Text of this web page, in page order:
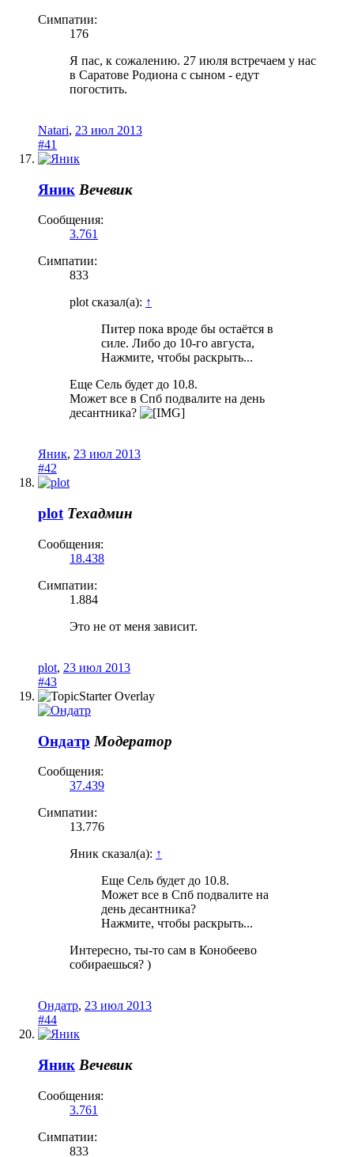
Симпатии:
176
Я пас, к сожалению. 27 июля встречаем у нас
в Саратове Родиона с сыном - едут
погостить.
Natari, 23 июл 2013
#41
Яник Вечевик
Сообщения:
3.761
Симпатии:
833
plot сказал(а): ↑
Питер пока вроде бы остаётся в
силе. Либо до 10-го августа,
Нажмите, чтобы раскрыть...
Еще Сель будет до 10.8.
Может все в Спб подвалите на день
десантника?
Яник, 23 июл 2013
#42
plot Техадмин
Сообщения:
18.438
Симпатии:
1.884
Это не от меня зависит.
plot, 23 июл 2013
#43
Ондатр Модератор
Сообщения:
37.439
Симпатии:
13.776
Яник сказал(а): ↑
Еще Сель будет до 10.8.
Может все в Спб подвалите на
день десантника?
Нажмите, чтобы раскрыть...
Интересно, ты-то сам в Конобеево
собираешься? )
Ондатр, 23 июл 2013
#44
Яник Вечевик
Сообщения:
3.761
Симпатии:
833